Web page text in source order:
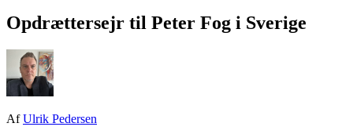
Opdrættersejr til Peter Fog i Sverige
AfUlrik Pedersen